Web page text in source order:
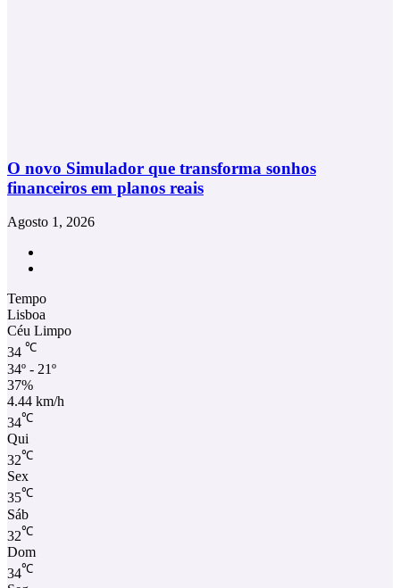
O novo Simulador que transforma sonhos
financeiros em planos reais
Agosto 1, 2026
Tempo
Lisboa
Céu Limpo
34 ℃
34º - 21º
37%
4.44 km/h
34℃
Qui
32℃
Sex
35℃
Sáb
32℃
Dom
34℃